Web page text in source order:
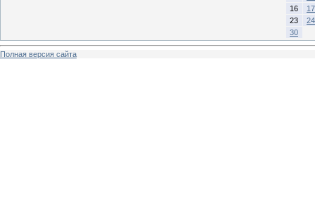
16
17
23
24
30
Полная версия сайта